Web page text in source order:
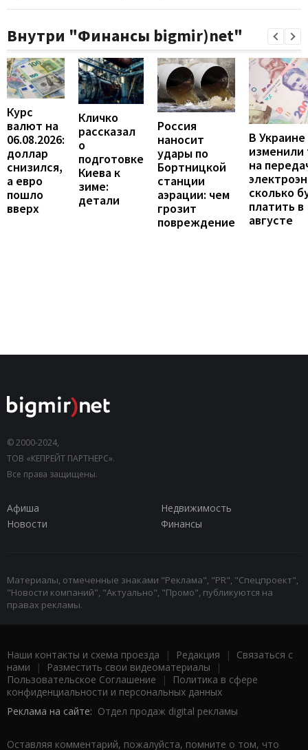
Внутри "Финансы bigmir)net"
Курс
валют на
06.08.2026:
доллар
снизился,
а евро
пошло
вверх
Кличко
рассказал
о
подготовке
Киева к
зиме:
детали
Россия
наносит
удары по
Бортницкой
станции
аэрации: чем
грозит
повреждение
В Украине
на
сколько
платить в
августе
© 2000-2024,
ТОВ «КЕПРЕЙТ ПАРТНЕРС».
Все права защищены.
Афиша
Недвижимость
Новости
Финансы
Материалы, отмеченные знаками "Реклама", "PR", "Спецпроект",
"Новости компаний", "Актуально", "Промо", публикуются на
правах рекламы.
Наши контакты и схема проезда | Редакция | Связаться с
нами | Разместить свои видеоматериалы |
Пользовательское Соглашение |
Политика в сфере
конфиденциальности и персональных данных
Реклама на сайте: Отдел продаж digital рекламы
Оставляя комментарий, пожалуйста, помните о том, что